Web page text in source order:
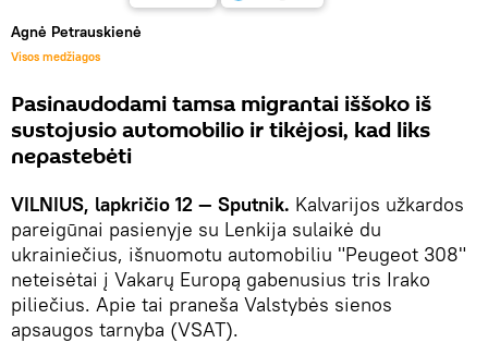
Agnė Petrauskienė
Visos medžiagos
Pasinaudodami tamsa migrantai iššoko iš
sustojusio automobilio ir tikėjosi, kad liks
nepastebėti
VILNIUS, lapkričio 12 — Sputnik. Kalvarijos užkardos
pareigūnai pasienyje su Lenkija sulaikė du
ukrainiečius, išnuomotu automobiliu "Peugeot 308"
neteisėtai į Vakarų Europą gabenusius tris Irako
piliečius. Apie tai praneša Valstybės sienos
apsaugos tarnyba (VSAT).